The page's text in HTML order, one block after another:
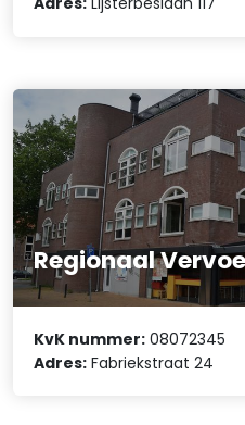
Regionaal
KvK nummer: 08072345
Adres: Fabriekstraat 24